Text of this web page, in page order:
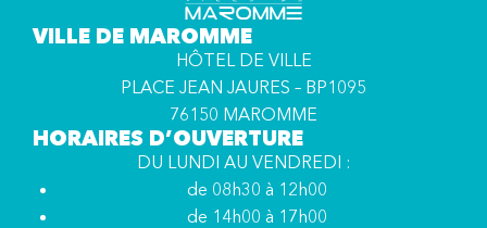
VILLE DE MAROMME
HÔTEL DE VILLE
PLACE JEAN JAURES – BP1095
76150 MAROMME
HORAIRES D’OUVERTURE
DU LUNDI AU VENDREDI :
de 08h30 à 12h00
de 14h00 à 17h00